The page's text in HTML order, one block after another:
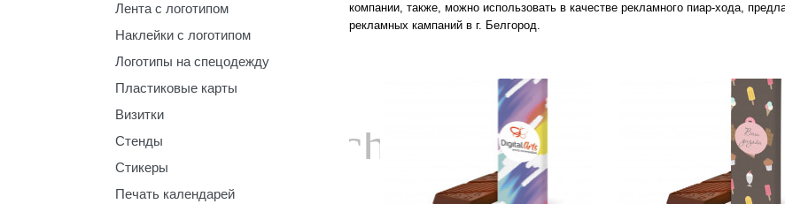
Лента с логотипом
Наклейки с логотипом
Логотипы на спецодежду
Пластиковые карты
Визитки
Стенды
Стикеры
Печать календарей
компании, также, можно использовать в качестве рекламного пиар-хода,
рекламных кампаний в г. Белгород.
chevron_left